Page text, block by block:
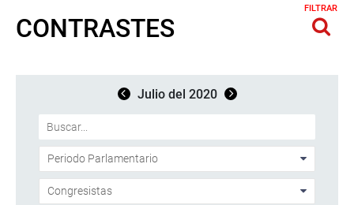
CONTRASTES
FILTRAR
Julio del 2020